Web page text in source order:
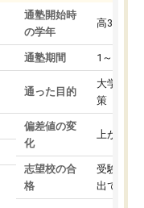
通塾開始時
の学年
高3
通塾期間 1～3ヵ月
通った目的
大学入学
策
偏差値の変
化
上がった
志望校の合
格
受験して
出ていな